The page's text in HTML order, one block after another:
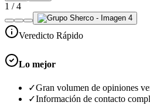
1 /4
Veredicto Rápido
Lo mejor
✓Gran volumen de opiniones
✓Información de contacto